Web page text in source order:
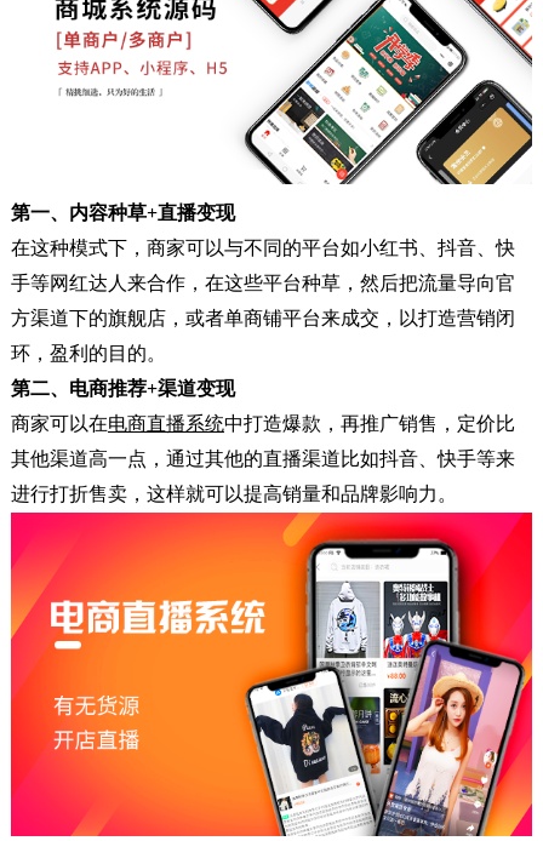
第一、 内容种草+直播变现
在这种模式下，商家可以与不同的平台如小红书、抖音、快
手等网红达人来合作，在这些平台种草，然后把流量导向官
方渠道下的旗舰店，或者单商铺平台来成交，以打造营销闭
环，盈利的目的。
第二、电商推荐+渠道变现
商家可以在电商直播系统中打造爆款，再推广销售，定价比
其他渠道高一点，通过其他的直播渠道比如抖音、快手等来
进行打折售卖，这样就可以提高销量和品牌影响力。